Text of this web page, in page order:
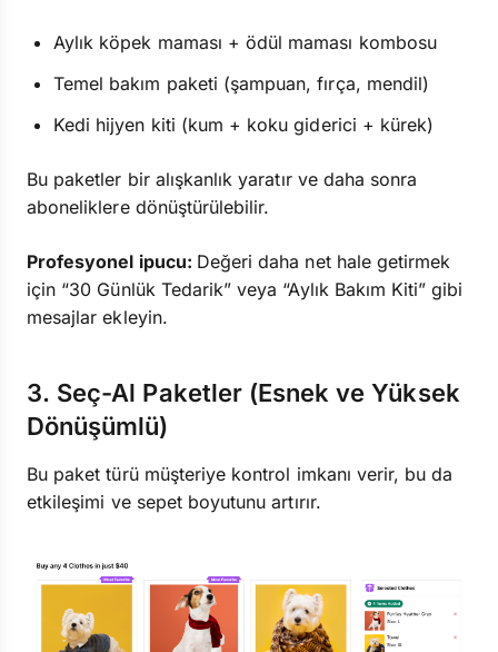
Aylık köpek maması + ödül maması kombosu
Temel bakım paketi (şampuan, fırça, mendil)
Kedi hijyen kiti (kum + koku giderici + kürek)
Bu paketler bir alışkanlık yaratır ve daha sonra
aboneliklere dönüştürülebilir.
Profesyonel ipucu: Değeri daha net hale getirmek
için “30 Günlük Tedarik” veya “Aylık Bakım Kiti” gibi
mesajlar ekleyin.
3. Seç-Al Paketler (Esnek ve Yüksek
Dönüşümlü)
Bu paket türü müşteriye kontrol imkanı verir, bu da
etkileşimi ve sepet boyutunu artırır.